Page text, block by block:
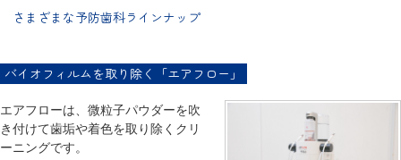
さまざまな予防歯科ラインナップ
バイオフィルムを取り除く「エアフロー」
エアフローは、微粒子パウダーを吹
き付けて歯垢や着色を取り除くクリ
ーニングです。